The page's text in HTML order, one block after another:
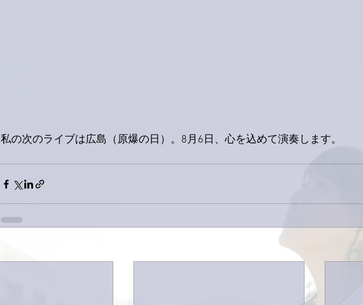
私の次のライブは広島（原爆の日）。8月6日、心を込めて演奏します。